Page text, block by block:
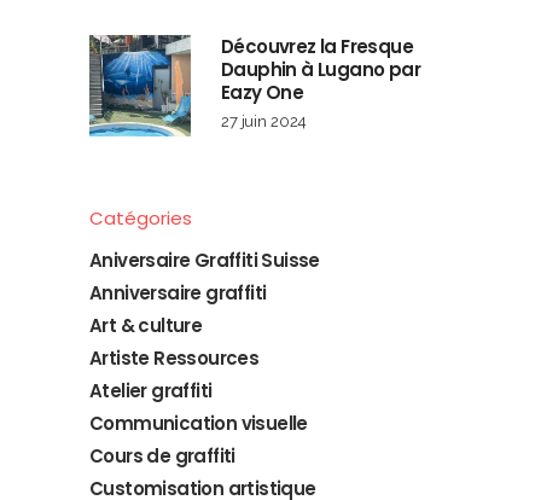
Découvrez la Fresque
Dauphin à Lugano par
Eazy One
27 juin 2024
Catégories
Aniversaire Graffiti Suisse
Anniversaire graffiti
Art & culture
Artiste Ressources
Atelier graffiti
Communication visuelle
Cours de graffiti
Customisation artistique